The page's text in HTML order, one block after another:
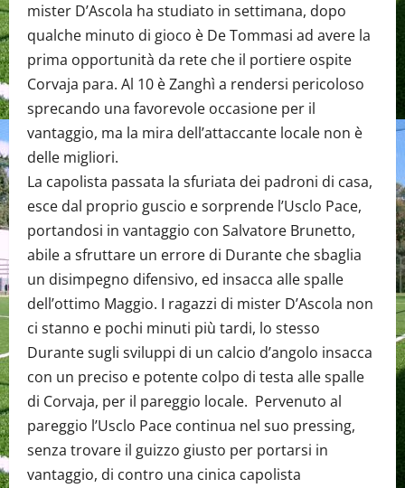
mister D’Ascola ha studiato in settimana, dopo
qualche minuto di gioco è De Tommasi ad avere la
prima opportunità da rete che il portiere ospite
Corvaja para. Al 10 è Zanghì a rendersi pericoloso
sprecando una favorevole occasione per il
vantaggio, ma la mira dell’attaccante locale non è
delle migliori.
La capolista passata la sfuriata dei padroni di casa,
esce dal proprio guscio e sorprende l’Usclo Pace,
portandosi in vantaggio con Salvatore Brunetto,
abile a sfruttare un errore di Durante che sbaglia
un disimpegno difensivo, ed insacca alle spalle
dell’ottimo Maggio. I ragazzi di mister D’Ascola non
ci stanno e pochi minuti più tardi, lo stesso
Durante sugli sviluppi di un calcio d’angolo insacca
con un preciso e potente colpo di testa alle spalle
di Corvaja, per il pareggio locale. Pervenuto al
pareggio l’Usclo Pace continua nel suo pressing,
senza trovare il guizzo giusto per portarsi in
vantaggio, di contro una cinica capolista